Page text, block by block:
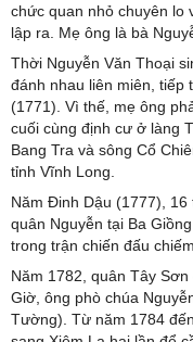
chức quan nhỏ chuyên lo
lập ra. Mẹ ông là bà
Thời Nguyễn Văn Thoại
đánh nhau liên miên, tiếp
(1771). Vì thế, mẹ ông
cuối cùng định cư ở làng
Bang Tra và sông Cổ
tỉnh Vĩnh Long.
Năm Đinh Dậu (1777), 16
quân Nguyễn tại Ba
trong trận chiến đấu
Năm 1782, quân Tây
Giờ, ông phò chúa
Tường). Từ năm 1784